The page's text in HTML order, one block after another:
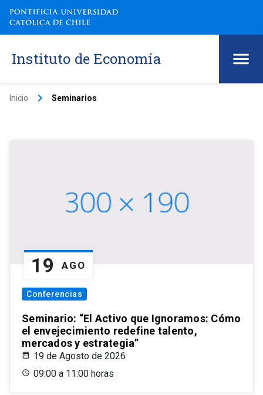
Instituto de Economía
Inicio keyboard_arrow_right Seminarios
19 AGO
Conferencias
Seminario: “El Activo que Ignoramos: Cómo
el envejecimiento redefine talento,
mercados y estrategia”
19 de Agosto de 2026
09:00 a 11:00 horas